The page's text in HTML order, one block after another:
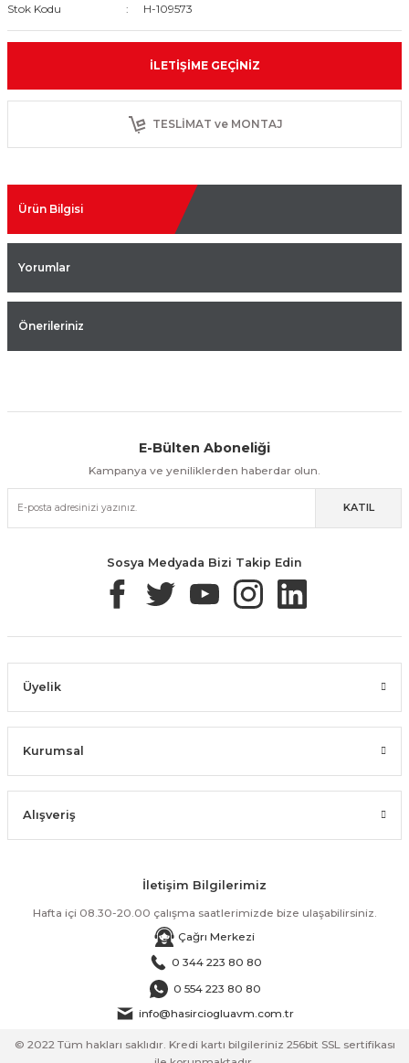
Stok Kodu
H-109573
İLETIŞIME GEÇINIZ
TESLİMAT ve MONTAJ
Ürün Bilgisi
Yorumlar
Önerileriniz
Kolay İade & Değişim Güvenli Alışveriş
Güvenli Paketleme Taksit / Havale İle Alışveriş Kolay İade & Değişim
E-Bülten Aboneliği
Kampanya ve yeniliklerden haberdar olun.
KATIL
Sosya Medyada Bizi Takip Edin
Üyelik
Kurumsal
Alışveriş
İletişim Bilgilerimiz
Hafta içi 08.30-20.00 çalışma saatlerimizde bize ulaşabilirsiniz.
Çağrı Merkezi
0 344 223 80 80
0 554 223 80 80
info@hasirciogluavm.com.tr
© 2022 Tüm hakları saklıdır. Kredi kartı bilgileriniz 256bit SSL sertifikası